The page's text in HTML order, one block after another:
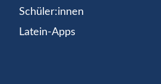
Schüler:innen
Latein-Apps